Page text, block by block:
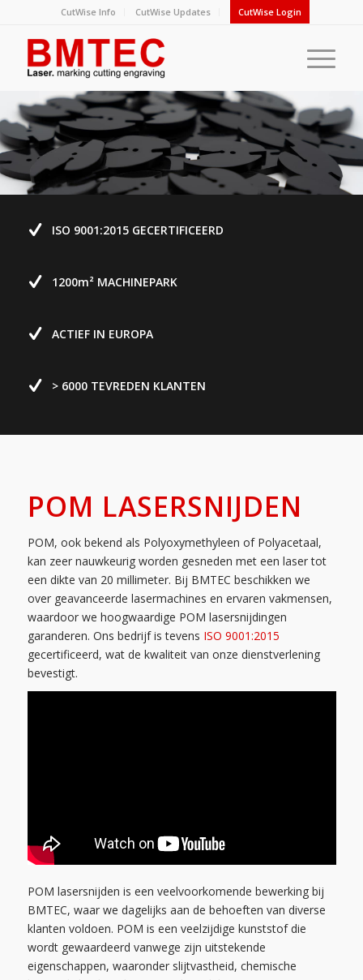
CutWise Info CutWise Updates CutWise Login
ISO 9001:2015 GECERTIFICEERD
1200m²MACHINEPARK
ACTIEF IN EUROPA
> 6000 TEVREDEN KLANTEN
POM LASERSNIJDEN
POM, ook bekend als Polyoxymethyleen of Polyacetaal,
kan zeer nauwkeurig worden gesneden met een laser tot
een dikte van 20 millimeter. Bij BMTEC beschikken we
over geavanceerde lasermachines en ervaren vakmensen,
waardoor we hoogwaardige POM lasersnijdingen
garanderen. Ons bedrijf is tevens ISO 9001:2015
gecertificeerd, wat de kwaliteit van onze dienstverlening
bevestigt.
POM lasersnijden is een veelvoorkomende bewerking bij
BMTEC, waar we dagelijks aan de behoeften van diverse
klanten voldoen. POM is een veelzijdige kunststof die
wordt gewaardeerd vanwege zijn uitstekende
eigenschappen, waaronder slijtvastheid, chemische